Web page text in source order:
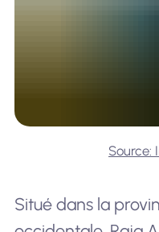
Source:
Situé dans la